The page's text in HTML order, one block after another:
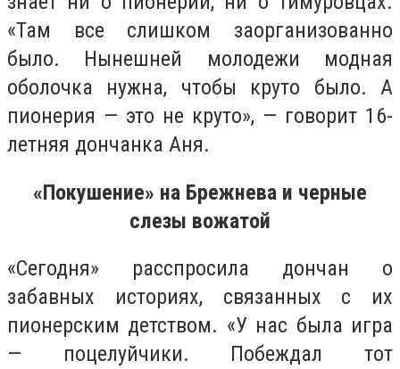
«Там все слишком заорганизованно
было. Нынешней молодежи модная
оболочка нужна, чтобы круто было. А
пионерия — это не круто», — говорит 16-
летняя дончанка Аня.
«Покушение» на Брежнева и черные
слезы вожатой
«Сегодня» расспросила дончан о
забавных историях, связанных с их
пионерским детством. «У нас была игра
— поцелуйчики. Побеждал тот